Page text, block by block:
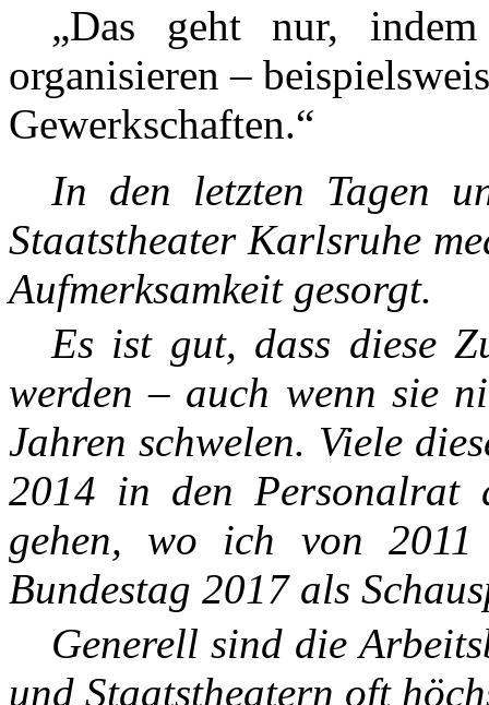
„Das geht nur,
organisieren –
Gewerkschaften.“
In den letzten Tagen
Staatstheater Karlsruhe
Aufmerksamkeit gesorgt.
Es ist gut, dass diese
werden – auch wenn sie
Jahren schwelen. Viele
2014 in den Personalrat
gehen, wo ich von
Bundestag 2017 als
Generell sind die
und Staatstheatern oft